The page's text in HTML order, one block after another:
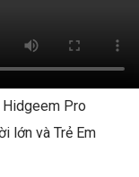
Pro
lớn và Trẻ Em